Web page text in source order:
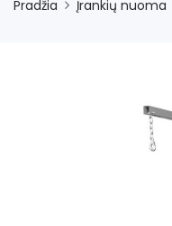
Pradžia Įrankių nuoma